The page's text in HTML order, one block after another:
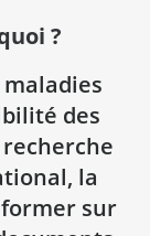
?
des
la
sur